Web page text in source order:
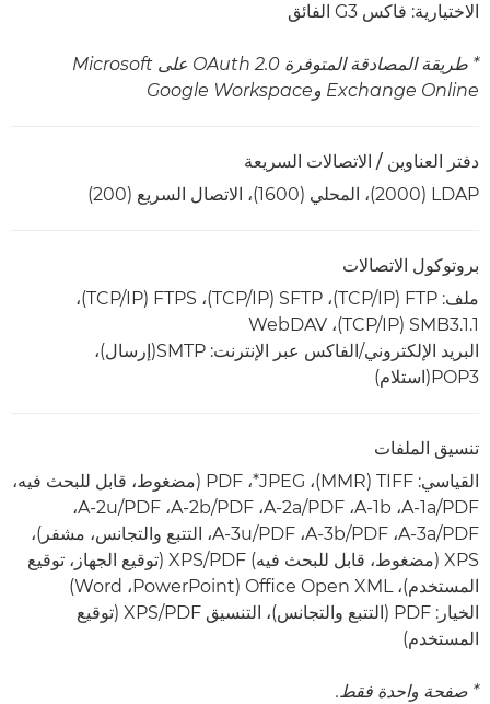
الاختيارية: فاكس G3 الفائق
* طريقة المصادقة المتوفرة OAuth 2.0 على Microsoft
Exchange Online وGoogle Workspace
دفتر العناوين / الاتصالات السريعة
LDAP ‏(2000)، المحلي (1600)، الاتصال السريع (200)
بروتوكول الاتصالات
ملف: FTP‏ (TCP/IP)‏، SFTP‏ (TCP/IP)‏، FTPS‏ (TCP/IP)‏،
SMB3.1.1‏ (TCP/IP)‏، WebDAV
البريد الإلكتروني/الفاكس عبر الإنترنت: SMTP(إرسال)،
POP3(استلام)
تنسيق الملفات
القياسي: TIFF‏ (MMR)‏، JPEG*‏، PDF (مضغوط، قابل للبحث فيه،
PDF‏/A-1a‏، A-1b‏، PDF‏/A-2a‏، PDF‏/A-2b‏، PDF‏/A-2u‏،
PDF‏/A-3a‏، PDF‏/A-3b‏، PDF‏/A-3u، التتبع والتجانس، مشفر)،
XPS (مضغوط، قابل للبحث فيه) PDF‏/XPS (توقيع الجهاز، توقيع
المستخدم)، Office Open XML‏ (PowerPoint‏، Word)
الخيار: PDF (التتبع والتجانس)، التنسيق PDF‏/XPS (توقيع
المستخدم)
* صفحة واحدة فقط.